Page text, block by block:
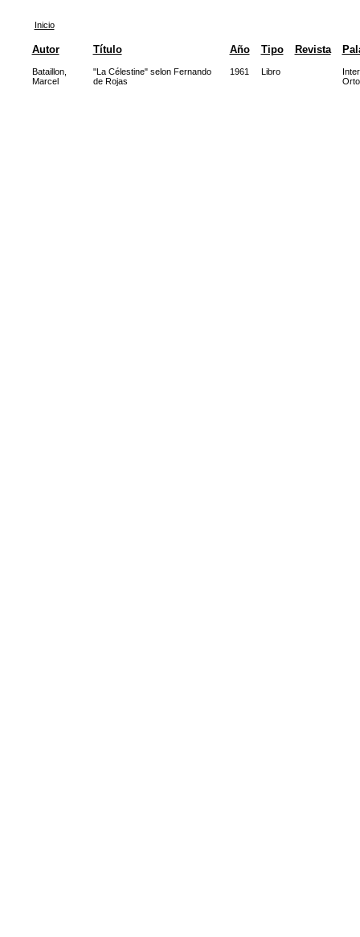
Inicio
Autor Título Año Tipo Revista
Bataillon,
Marcel
"La Célestine" selon Fernando
de Rojas
1961 Libro